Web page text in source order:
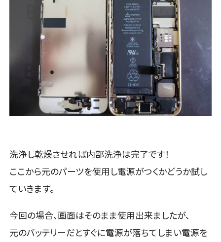
洗浄し乾燥させれば内部洗浄は完了です！
ここから元のパーツを使用し電源がつくかどうか試し
ていきます。
今回の場合、画面はそのまま使用出来ましたが、
元のバッテリーだとすぐに電源が落ちてしまい電源を